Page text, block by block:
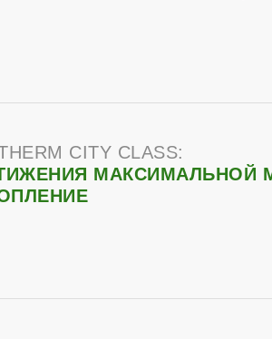
CITY CLASS:
МАКСИМАЛЬНОЙ